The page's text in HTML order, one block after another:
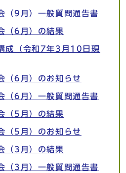
（9月）一般質問通告書
（6月）の結果
成（令和7年3月10日現
（6月）のお知らせ
（6月）一般質問通告書
（5月）の結果
（5月）のお知らせ
（3月）の結果
（3月）一般質問通告書